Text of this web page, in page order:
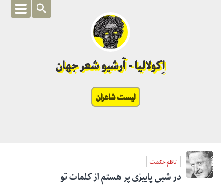
اِکولالیا - آرشیو شعر جهان
لیست شاعران
ناظم حکمت
در شبی پاییزی پر هستم از کلمات تو